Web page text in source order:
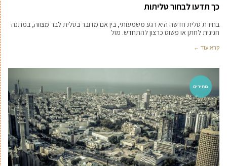
כך תדעו לבחור טליתות
בחירת טלית חדשה היא רגע משמעותי, בין אם מדובר בטלית לבר מצווה, במתנה
חגיגית לחתן או פשוט כרצון להתחדש. מול
קרא עוד ←
מחירים